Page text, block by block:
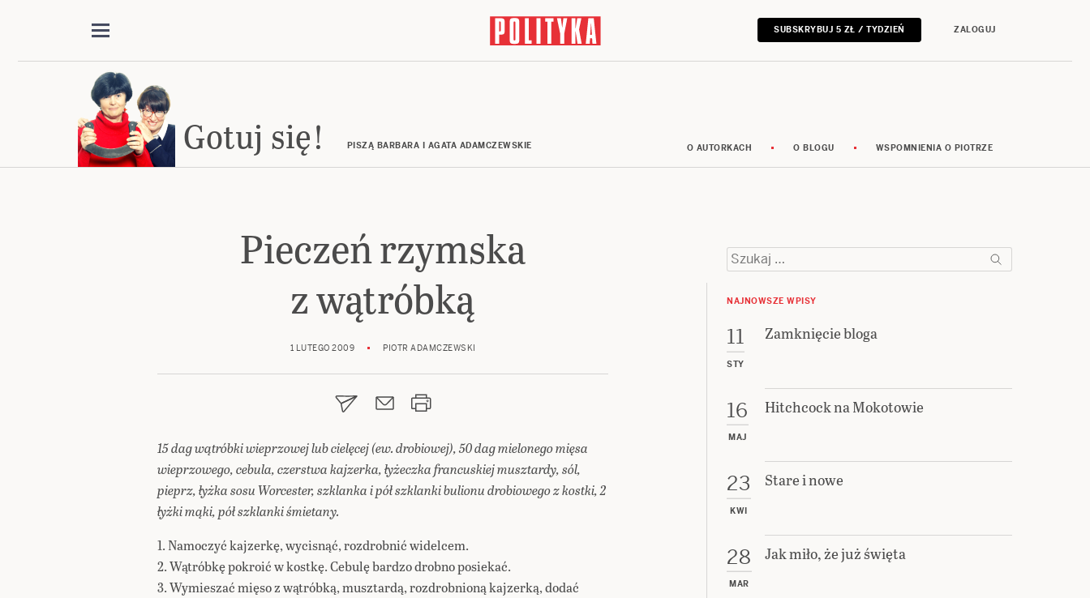
SUBSKRYBUJ 5 ZŁ / TYDZIEŃ ZALOGUJ
Gotuj się! PISZĄ BARBARA I AGATA ADAMCZEWSKIE O AUTORKACH O BLOGU WSPOMNIENIA O PIOTRZE
Pieczeń rzymska
z wątróbką
1 LUTEGO 2009 PIOTR ADAMCZEWSKI
15 dag wątróbki wieprzowej lub cielęcej (ew. drobiowej), 50 dag mielonego mięsa
wieprzowego, cebula, czerstwa kajzerka, łyżeczka francuskiej musztardy, sól,
pieprz, łyżka sosu Worcester, szklanka i pół szklanki bulionu drobiowego z kostki, 2
łyżki mąki, pół szklanki śmietany.
1. Namoczyć kajzerkę, wycisnąć, rozdrobnić widelcem.
2. Wątróbkę pokroić w kostkę. Cebulę bardzo drobno posiekać.
3. Wymieszać mięso z wątróbką, musztardą, rozdrobnioną kajzerką, dodać
Szukaj:
NAJNOWSZE WPISY
11
STY
Zamknięcie bloga
16
MAJ
Hitchcock na Mokotowie
23
KWI
Stare i nowe
28
MAR
Jak miło, że już święta